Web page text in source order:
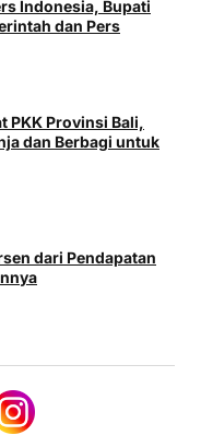
Indonesia, Bupati
dan Pers
PKK Provinsi Bali,
dan Berbagi untuk
dari Pendapatan